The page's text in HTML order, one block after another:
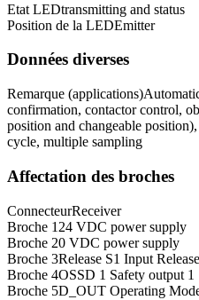
Etat LEDtransmitting and status
Position de la LEDEmitter
Données diverses
Remarque (applications)
confirmation, contactor control,
position and changeable
cycle, multiple sampling
Affectation des broches
ConnecteurReceiver
Broche 1 24 VDC power supply
Broche 20 VDC power supply
Broche 3Release S1 Input
Broche 4OSSD 1 Safety output 1
Broche 5D_OUT Operating